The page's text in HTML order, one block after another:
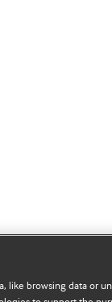
like browsing data or